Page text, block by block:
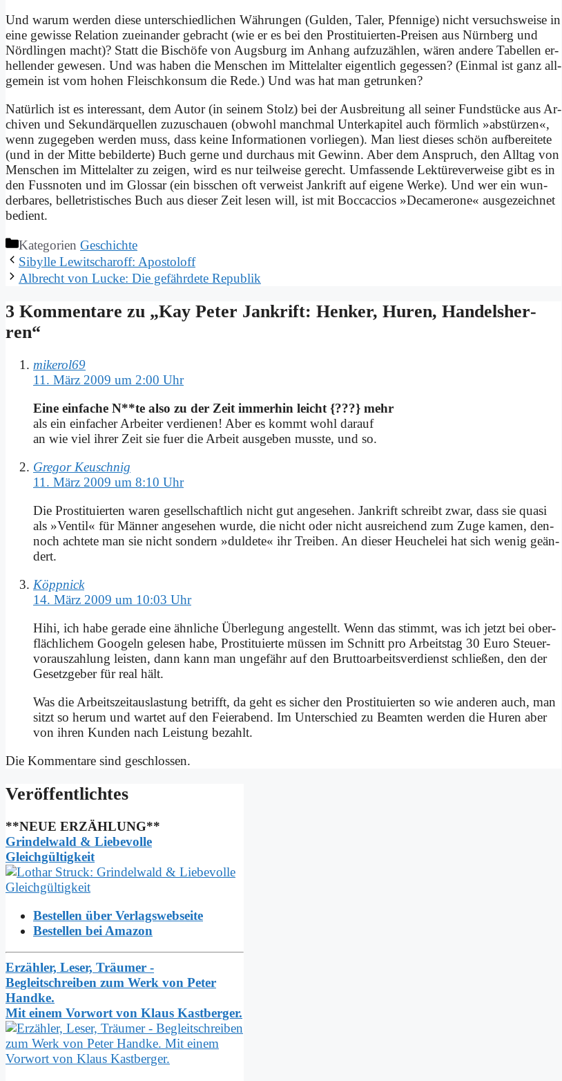
Und war­um wer­den die­se un­ter­schied­li­chen Wäh­run­gen (Gul­den, Ta­ler, Pfen­ni­ge) nicht ver­suchs­wei­se in
ei­ne ge­wis­se Re­la­ti­on zu­ein­an­der ge­bracht (wie er es bei den Pro­sti­tu­ier­ten-Prei­sen aus Nürn­berg und
Nörd­lin­gen macht)? Statt die Bi­schö­fe von Augs­burg im An­hang auf­zu­zäh­len, wä­ren an­de­re Ta­bel­len er­
hel­len­der ge­we­sen. Und was ha­ben die Men­schen im Mit­tel­al­ter ei­gent­lich ge­ges­sen? (Ein­mal ist ganz all­
ge­mein ist vom ho­hen Fleisch­kon­sum die Re­de.) Und was hat man ge­trun­ken?
Na­tür­lich ist es in­ter­es­sant, dem Au­tor (in sei­nem Stolz) bei der Aus­brei­tung all sei­ner Fund­stücke aus Ar­
chi­ven und Se­kun­där­quel­len zu­zu­schau­en (ob­wohl manch­mal Un­ter­ka­pi­tel auch förm­lich »ab­stür­zen«,
wenn zu­ge­ge­ben wer­den muss, dass kei­ne In­for­ma­tio­nen vor­lie­gen). Man liest die­ses schön auf­be­rei­te­te
(und in der Mit­te be­bil­der­te) Buch ger­ne und durch­aus mit Ge­winn. Aber dem An­spruch, den All­tag von
Men­schen im Mit­tel­al­ter zu zei­gen, wird es nur teil­wei­se ge­recht. Um­fas­sen­de Lek­tü­re­ver­wei­se gibt es in
den Fuss­no­ten und im Glos­sar (ein biss­chen oft ver­weist Jan­krift auf ei­ge­ne Wer­ke). Und wer ein wun­
der­ba­res, bel­le­tri­sti­sches Buch aus die­ser Zeit le­sen will, ist mit Boc­c­ac­ci­os »De­ca­me­ro­ne« aus­ge­zeich­net
be­dient.
Kategorien Geschichte
Si­byl­le Le­witschar­off: Apo­stol­off
Al­brecht von Lucke: Die ge­fähr­de­te Re­pu­blik
3 Kommentare zu „Kay Pe­ter Jan­krift: Hen­ker, Hu­ren, Han­dels­her­
ren“
mikerol69
11. März 2009 um 2:00 Uhr
Ei­ne ein­fa­che N**te al­so zu der Zeit im­mer­hin leicht {???} mehr
als ein ein­fa­cher Ar­bei­ter ver­die­nen! Aber es kommt wohl dar­auf
an wie viel ih­rer Zeit sie fuer die Ar­beit aus­ge­ben muss­te, und so.
Gregor Keuschnig
11. März 2009 um 8:10 Uhr
Die Pro­sti­tu­ier­ten wa­ren ge­sell­schaft­lich nicht gut an­ge­se­hen. Jan­krift schreibt zwar, dass sie qua­si
als »Ven­til« für Män­ner an­ge­se­hen wur­de, die nicht oder nicht aus­rei­chend zum Zu­ge ka­men, den­
noch ach­te­te man sie nicht son­dern »dul­de­te« ihr Trei­ben. An die­ser Heu­che­lei hat sich we­nig ge­än­
dert.
Köppnick
14. März 2009 um 10:03 Uhr
Hihi, ich ha­be ge­ra­de ei­ne ähn­li­che Über­le­gung an­ge­stellt. Wenn das stimmt, was ich jetzt bei ober­
fläch­li­chem Goo­geln ge­le­sen ha­be, Pro­sti­tu­ier­te müs­sen im Schnitt pro Ar­beits­tag 30 Eu­ro Steu­er­
vor­aus­zah­lung lei­sten, dann kann man un­ge­fähr auf den Brut­to­ar­beits­ver­dienst schlie­ßen, den der
Ge­setz­ge­ber für re­al hält.
Was die Ar­beits­zeit­aus­la­stung be­trifft, da geht es si­cher den Pro­sti­tu­ier­ten so wie an­de­ren auch, man
sitzt so her­um und war­tet auf den Fei­er­abend. Im Un­ter­schied zu Be­am­ten wer­den die Hu­ren aber
von ih­ren Kun­den nach Lei­stung be­zahlt.
Die Kommentare sind geschlossen.
Ver­öf­fent­lich­tes
**NEUE ERZÄHLUNG**
Grindelwald & Liebevolle
Gleichgültigkeit
Bestellen über Verlagswebseite
Bestellen bei Amazon
Erzähler, Leser, Träumer -
Begleitschreiben zum Werk von Peter
Handke.
Mit einem Vorwort von Klaus Kastberger.